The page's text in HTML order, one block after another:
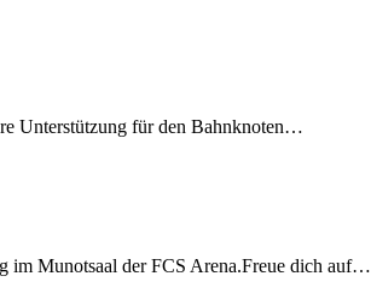
Unterstützung für den Bahnknoten…
im Munotsaal der FCS Arena.Freue dich auf…